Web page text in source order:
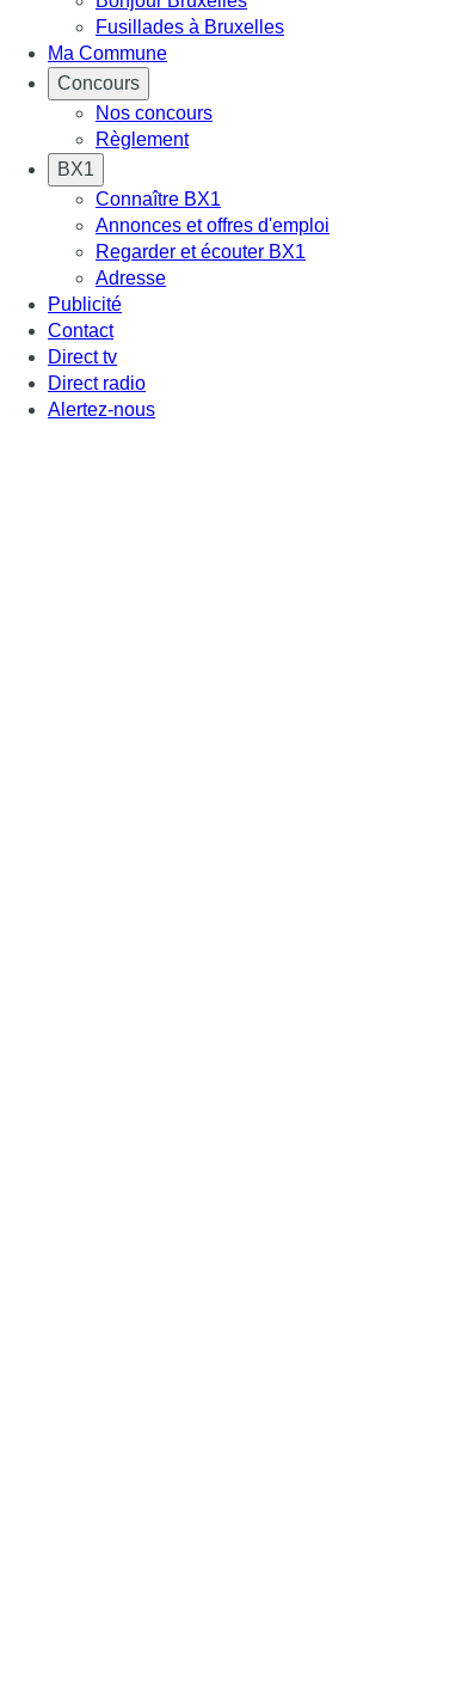
Fusillades à Bruxelles
Ma Commune
Concours
Nos concours
Règlement
BX1
Connaître BX1
Annonces et offres d'emploi
Regarder et écouter BX1
Adresse
Publicité
Contact
Direct tv
Direct radio
Alertez-nous